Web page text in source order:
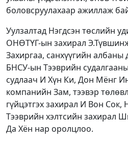
боловсруулахаар ажиллаж
Уулзалтад Нэгдсэн төслийн
ОНӨТҮГ-ын захирал
Захиргаа, санхүүгийн албаны
БНСУ-ын Тээврийн
судлаач И Хүн Ки, Дон Мёнг
компанийн Зам, тээвэр
гүйцэтгэх захирал И Вон
Тээврийн хэлтсийн захирал
Да Хён нар оролцлоо.